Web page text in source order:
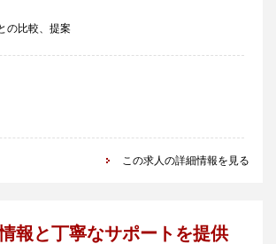
の比較、提案
この求人の詳細情報を見る
報と丁寧なサポートを提供